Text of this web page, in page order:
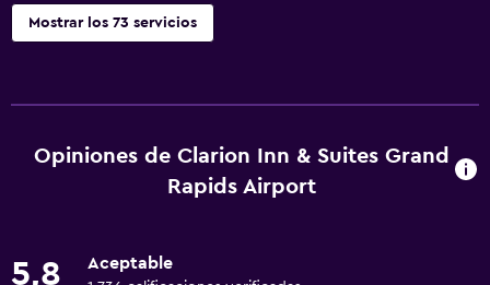
Mostrar los 73 servicios
Lavavajillas
Microondas
Utensilios de cocina
Opiniones de Clarion Inn & Suites Grand
Rapids Airport
5,8 Aceptable